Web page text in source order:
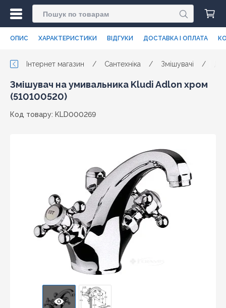
ОПИС ХАРАКТЕРИСТИКИ ВІДГУКИ ДОСТАВКА І ОПЛАТА
Інтернет магазин / Сантехніка / Змішувачі /
Змішувач на умивальника Kludi Adlon хром
(510100520)
Код товару: KLD000269